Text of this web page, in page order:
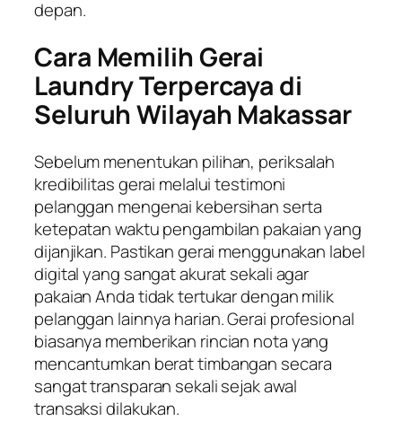
depan.
Cara Memilih Gerai
Laundry Terpercaya di
Seluruh Wilayah Makassar
Sebelum menentukan pilihan, periksalah
kredibilitas gerai melalui testimoni
pelanggan mengenai kebersihan serta
ketepatan waktu pengambilan pakaian yang
dijanjikan. Pastikan gerai menggunakan label
digital yang sangat akurat sekali agar
pakaian Anda tidak tertukar dengan milik
pelanggan lainnya harian. Gerai profesional
biasanya memberikan rincian nota yang
mencantumkan berat timbangan secara
sangat transparan sekali sejak awal
transaksi dilakukan.